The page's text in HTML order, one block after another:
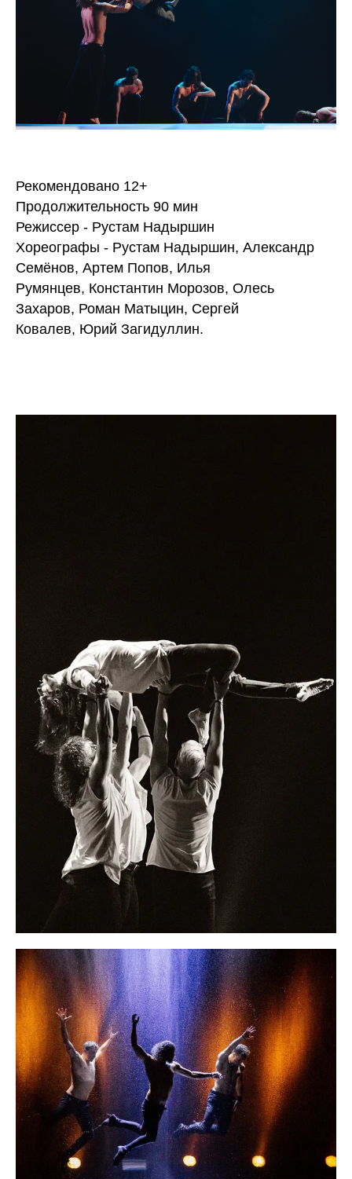
Рекомендовано 12+
Продолжительность 90 мин
Режиссер - Рустам Надыршин
Хореографы - Рустам Надыршин, Александр
Семёнов, Артем Попов, Илья
Румянцев, Константин Морозов, Олесь
Захаров, Роман Матыцин, Сергей
Ковалев, Юрий Загидуллин.